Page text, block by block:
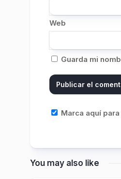
Web
Guarda mi
Marca aquí
You may also like